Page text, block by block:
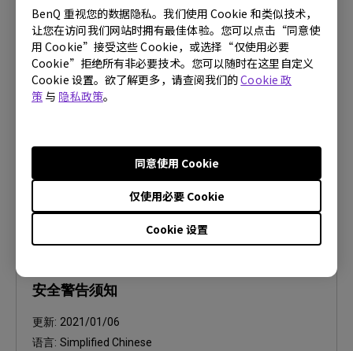
BenQ 重视您的数据隐私。我们使用 Cookie 和类似技术，
让您在访问我们网站时拥有最佳体验。您可以点击“同意使
用 Cookie”接受这些 Cookie，或选择“仅使用必要
Cookie”拒绝所有非必要技术。您可以随时在这里自定义
Cookie 设置。欲了解更多，请查阅我们的Cookie 政
策 与 隐私政策。
Cookie 设置
仅使用必要 Cookie
同意使用 Cookie
使用手册
屏幕分辨率表
更新:2021/01/04
语言:Simplified Chinese
安全警告须知
更新: 2021/01/06
语言: Simplified Chinese